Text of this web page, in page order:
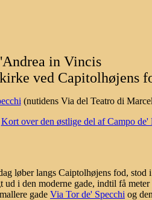
in Vincis
ved Capitolhøjens
(nutidens Via del Teatro di
Kort over den østlige del af Campo de'
løber langs Caiptolhøjens fod,
i den moderne gade, indtil få
gade Via Tor de' Specchi og